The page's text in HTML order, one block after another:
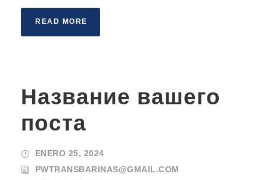
READ MORE
Название вашего
поста
ENERO 25, 2024
PWTRANSBARINAS@GMAIL.COM